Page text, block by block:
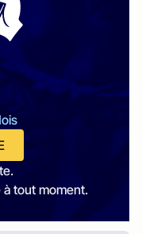
tout moment.